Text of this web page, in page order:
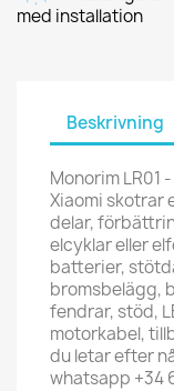
med installation
Beskrivning
Monorim LR01
Xiaomi skotrar
delar,
elcyklar eller
batterier,
bromsbelägg,
fendrar, stöd,
motorkabel,
du letar efter
whatsapp +34